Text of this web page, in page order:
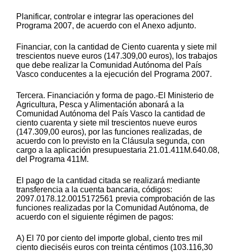
Planificar, controlar e integrar las operaciones del
Programa 2007, de acuerdo con el Anexo adjunto.
Financiar, con la cantidad de Ciento cuarenta y siete mil
trescientos nueve euros (147.309,00 euros), los trabajos
que debe realizar la Comunidad Autónoma del País
Vasco conducentes a la ejecución del Programa 2007.
Tercera. Financiación y forma de pago.-El Ministerio de
Agricultura, Pesca y Alimentación abonará a la
Comunidad Autónoma del País Vasco la cantidad de
ciento cuarenta y siete mil trescientos nueve euros
(147.309,00 euros), por las funciones realizadas, de
acuerdo con lo previsto en la Cláusula segunda, con
cargo a la aplicación presupuestaria 21.01.411M.640.08,
del Programa 411M.
El pago de la cantidad citada se realizará mediante
transferencia a la cuenta bancaria, códigos:
2097.0178.12.0015172561 previa comprobación de las
funciones realizadas por la Comunidad Autónoma, de
acuerdo con el siguiente régimen de pagos:
A) El 70 por ciento del importe global, ciento tres mil
ciento dieciséis euros con treinta céntimos (103.116,30